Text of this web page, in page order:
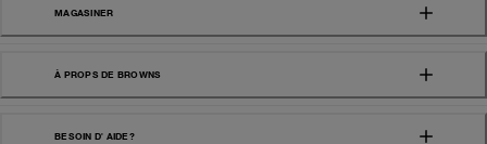
MAGASINER
À PROPS DE BROWNS
BESOIN D' AIDE?